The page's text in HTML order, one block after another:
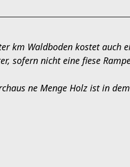
km Waldboden kostet auch
sofern nicht eine fiese
ne Menge Holz ist in